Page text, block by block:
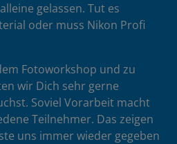
gelassen. Tut es
oder muss Nikon Profi
Fotoworkshop und zu
wir Dich sehr gerne
Soviel Vorarbeit macht
Teilnehmer. Das zeigen
uns immer wieder gegeben